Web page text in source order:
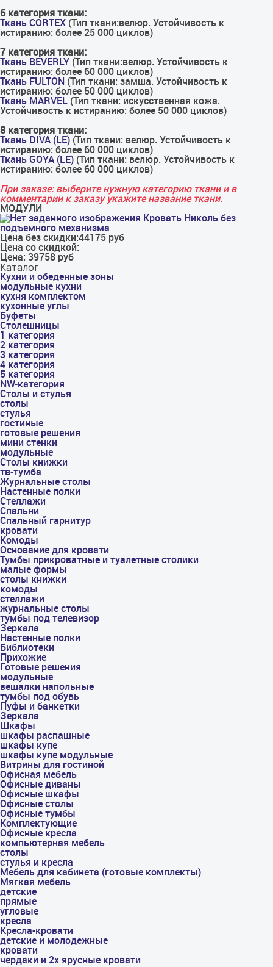
6 категория ткани:
Ткань CORTEX (Тип ткани:велюр. Устойчивость к
истиранию: более 25 000 циклов)
7 категория ткани:
Ткань BEVERLY (Тип ткани:велюр. Устойчивость к
истиранию: более 60 000 циклов)
Ткань FULTON (Тип ткани: замша. Устойчивость к
истиранию: более 50 000 циклов)
Ткань MARVEL (Тип ткани: искусственная кожа.
Устойчивость к истиранию: более 50 000 циклов)
8 категория ткани:
Ткань DIVA (LE) (Тип ткани: велюр. Устойчивость к
истиранию: более 60 000 циклов)
Ткань GOYA (LE) (Тип ткани: велюр. Устойчивость к
истиранию: более 60 000 циклов)
При заказе: выберите нужную категорию ткани и в
комментарии к заказу укажите название ткани.
МОДУЛИ
Кровать Николь без
подъемного механизма
Цена без скидки:44175 руб
Цена со скидкой:
Цена: 39758 руб
Каталог
Кухни и обеденные зоны
модульные кухни
кухня комплектом
кухонные углы
Буфеты
Столешницы
1 категория
2 категория
3 категория
4 категория
5 категория
NW-категория
Столы и стулья
столы
стулья
гостиные
готовые решения
мини стенки
модульные
Столы книжки
тв-тумба
Журнальные столы
Настенные полки
Стеллажи
Спальни
Спальный гарнитур
кровати
Комоды
Основание для кровати
Тумбы прикроватные и туалетные столики
малые формы
столы книжки
комоды
стеллажи
журнальные столы
тумбы под телевизор
Зеркала
Настенные полки
Библиотеки
Прихожие
Готовые решения
модульные
вешалки напольные
тумбы под обувь
Пуфы и банкетки
Зеркала
Шкафы
шкафы распашные
шкафы купе
шкафы купе модульные
Витрины для гостиной
Офисная мебель
Офисные диваны
Офисные шкафы
Офисные столы
Офисные тумбы
Комплектующие
Офисные кресла
компьютерная мебель
столы
стулья и кресла
Мебель для кабинета (готовые комплекты)
Мягкая мебель
детские
прямые
угловые
кресла
Кресла-кровати
детские и молодежные
кровати
чердаки и 2х ярусные кровати